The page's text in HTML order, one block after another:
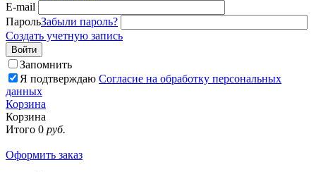
E-mail
ПарольЗабыли пароль?
Создать учетную запись
Войти
Запомнить
Я подтверждаю Согласие на обработку персональных
данных
Корзина
Корзина
Итого 0 руб.
Оформить заказ